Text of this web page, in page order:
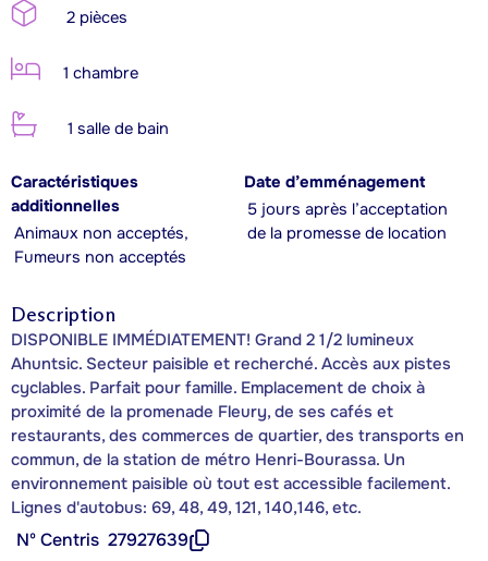
2 pièces
1 chambre
1 salle de bain
Caractéristiques
additionnelles
Animaux non acceptés,
Fumeurs non acceptés
Date d’emménagement
5 jours après l’acceptation
de la promesse de location
Description
DISPONIBLE IMMÉDIATEMENT! Grand 2 1/2 lumineux
Ahuntsic. Secteur paisible et recherché. Accès aux pistes
cyclables. Parfait pour famille. Emplacement de choix à
proximité de la promenade Fleury, de ses cafés et
restaurants, des commerces de quartier, des transports en
commun, de la station de métro Henri-Bourassa. Un
environnement paisible où tout est accessible facilement.
Lignes d'autobus: 69, 48, 49, 121, 140,146, etc.
Nº Centris 27927639